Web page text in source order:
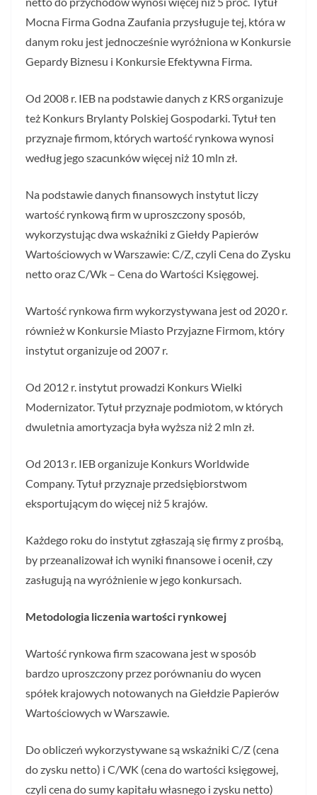
Mocna Firma Godna Zaufania przysługuje tej, która w
danym roku jest jednocześnie wyróżniona w Konkursie
Gepardy Biznesu i Konkursie Efektywna Firma.
Od 2008 r. IEB na podstawie danych z KRS organizuje
też Konkurs Brylanty Polskiej Gospodarki. Tytuł ten
przyznaje firmom, których wartość rynkowa wynosi
według jego szacunków więcej niż 10 mln zł.
Na podstawie danych finansowych instytut liczy
wartość rynkową firm w uproszczony sposób,
wykorzystując dwa wskaźniki z Giełdy Papierów
Wartościowych w Warszawie: C/Z, czyli Cena do Zysku
netto oraz C/Wk – Cena do Wartości Księgowej.
Wartość rynkowa firm wykorzystywana jest od 2020 r.
również w Konkursie Miasto Przyjazne Firmom, który
instytut organizuje od 2007 r.
Od 2012 r. instytut prowadzi Konkurs Wielki
Modernizator. Tytuł przyznaje podmiotom, w których
dwuletnia amortyzacja była wyższa niż 2 mln zł.
Od 2013 r. IEB organizuje Konkurs Worldwide
Company. Tytuł przyznaje przedsiębiorstwom
eksportującym do więcej niż 5 krajów.
Każdego roku do instytut zgłaszają się firmy z prośbą,
by przeanalizował ich wyniki finansowe i ocenił, czy
zasługują na wyróżnienie w jego konkursach.
Metodologia liczenia wartości rynkowej
Wartość rynkowa firm szacowana jest w sposób
bardzo uproszczony przez porównaniu do wycen
spółek krajowych notowanych na Giełdzie Papierów
Wartościowych w Warszawie.
Do obliczeń wykorzystywane są wskaźniki C/Z (cena
do zysku netto) i C/WK (cena do wartości księgowej,
czyli cena do sumy kapitału własnego i zysku netto)